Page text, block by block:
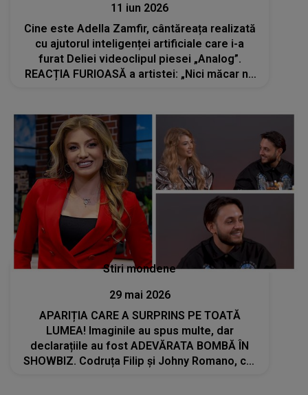
11 iun 2026
Cine este Adella Zamfir, cântăreața realizată
cu ajutorul inteligenței artificiale care i-a
furat Deliei videoclipul piesei „Analog”.
REACȚIA FURIOASĂ a artistei: „Nici măcar nu
Stiri mondene
29 mai 2026
APARIȚIA CARE A SURPRINS PE TOATĂ
LUMEA! Imaginile au spus multe, dar
declarațiile au fost ADEVĂRATA BOMBĂ ÎN
SHOWBIZ. Codruța Filip și Johny Romano, cel